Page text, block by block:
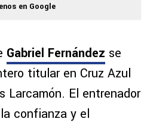
en Google
Gabriel Fernández se
titular en Cruz Azul
Larcamón. El entrenador
confianza y el